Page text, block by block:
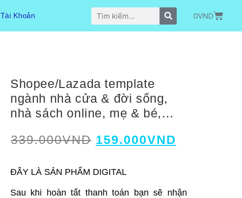
Tài Khoản 0VND
Shopee/Lazada template
ngành nhà cửa & đời sống,
nhà sách online, mẹ & bé,…
339.000VND 159.000VND
ĐÂY LÀ SẢN PHẨM DIGITAL
Sau khi hoàn tất thanh toán bạn sẽ nhận